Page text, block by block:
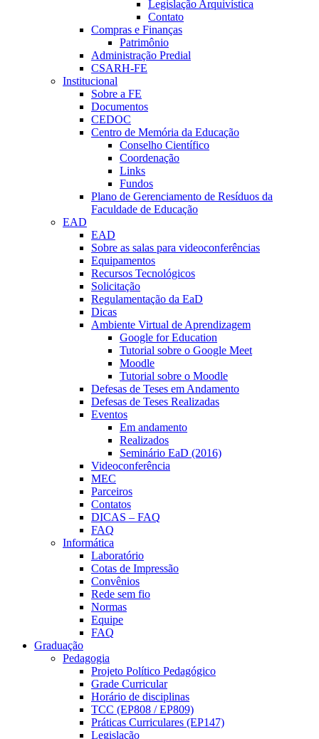
Legislação Arquivística
Contato
Compras e Finanças
Patrimônio
Administração Predial
CSARH-FE
Institucional
Sobre a FE
Documentos
CEDOC
Centro de Memória da Educação
Conselho Científico
Coordenação
Links
Fundos
Plano de Gerenciamento de Resíduos da
Faculdade de Educação
EAD
EAD
Sobre as salas para videoconferências
Equipamentos
Recursos Tecnológicos
Solicitação
Regulamentação da EaD
Dicas
Ambiente Virtual de Aprendizagem
Google for Education
Tutorial sobre o Google Meet
Moodle
Tutorial sobre o Moodle
Defesas de Teses em Andamento
Defesas de Teses Realizadas
Eventos
Em andamento
Realizados
Seminário EaD (2016)
Videoconferência
MEC
Parceiros
Contatos
DICAS – FAQ
FAQ
Informática
Laboratório
Cotas de Impressão
Convênios
Rede sem fio
Normas
Equipe
FAQ
Graduação
Pedagogia
Projeto Político Pedagógico
Grade Curricular
Horário de disciplinas
TCC (EP808 / EP809)
Práticas Curriculares (EP147)
Legislação